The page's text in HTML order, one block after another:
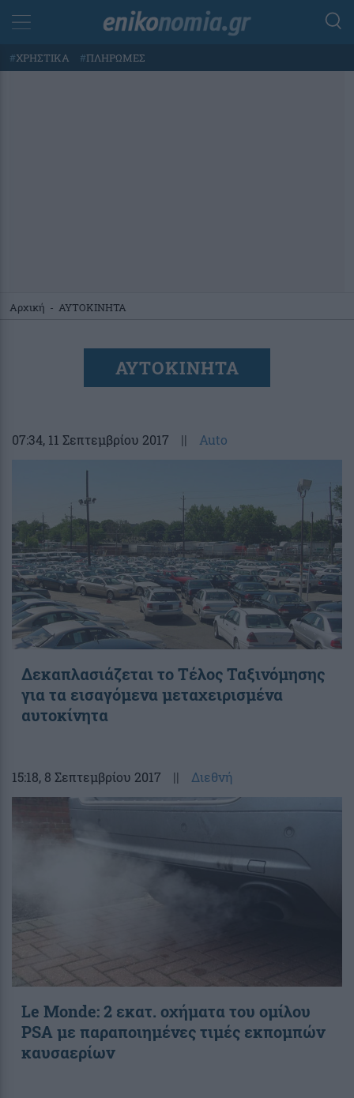
#ΧΡΗΣΤΙΚΑ #ΠΛΗΡΩΜΕΣ
Αρχική - ΑΥΤΟΚΙΝΗΤΑ
ΑΥΤΟΚΙΝΗΤΑ
07:34, 11 Σεπτεμβρίου 2017 || Auto
Δεκαπλασιάζεται το Τέλος Ταξινόμησης
για τα εισαγόμενα μεταχειρισμένα
αυτοκίνητα
15:18, 8 Σεπτεμβρίου 2017 || Διεθνή
Le Monde: 2 εκατ. οχήματα του ομίλου
PSA με παραποιημένες τιμές εκπομπών
καυσαερίων